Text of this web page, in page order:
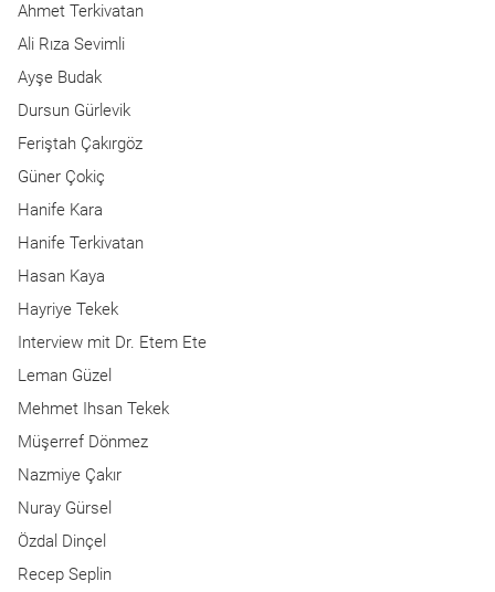
Ahmet Terkivatan
Ali Rıza Sevimli
Ayşe Budak
Dursun Gürlevik
Feriştah Çakırgöz
Güner Çokiç
Hanife Kara
Hanife Terkivatan
Hasan Kaya
Hayriye Tekek
Interview mit Dr. Etem Ete
Leman Güzel
Mehmet Ihsan Tekek
Müşerref Dönmez
Nazmiye Çakır
Nuray Gürsel
Özdal Dinçel
Recep Seplin